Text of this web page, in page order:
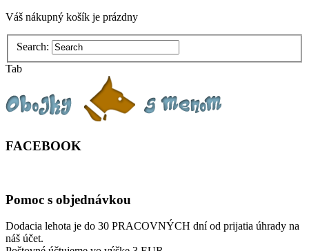
Váš nákupný košík je prázdny
Search:
Tab
FACEBOOK
Pomoc s objednávkou
Dodacia lehota je do 30 PRACOVNÝCH dní od prijatia úhrady na
náš účet.